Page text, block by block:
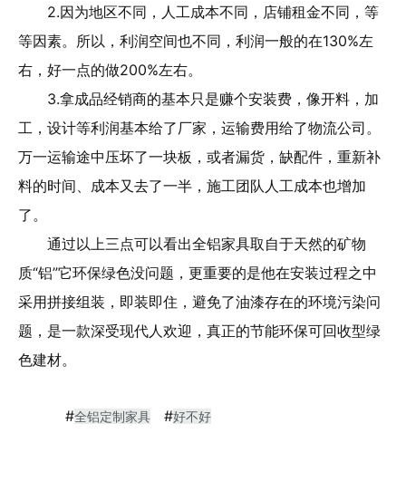
2.因为地区不同，人工成本不同，店铺租金不同，等
等因素。所以，利润空间也不同，利润一般的在130%左
右，好一点的做200%左右。
3.拿成品经销商的基本只是赚个安装费，像开料，加
工，设计等利润基本给了厂家，运输费用给了物流公司。
万一运输途中压坏了一块板，或者漏货，缺配件，重新补
料的时间、成本又去了一半，施工团队人工成本也增加
了。
通过以上三点可以看出全铝家具取自于天然的矿物
质“铝”它环保绿色没问题，更重要的是他在安装过程之中
采用拼接组装，即装即住，避免了油漆存在的环境污染问
题，是一款深受现代人欢迎，真正的节能环保可回收型绿
色建材。
#全铝定制家具 #好不好